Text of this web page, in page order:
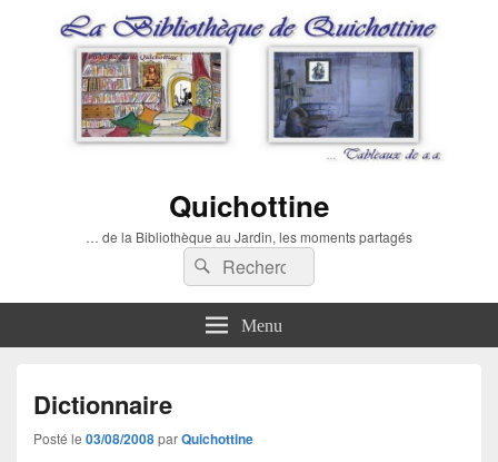
Quichottine
… de la Bibliothèque au Jardin, les moments partagés
Recherche :
Rechercher
Menu
Dictionnaire
Posté le 03/08/2008parQuichottine